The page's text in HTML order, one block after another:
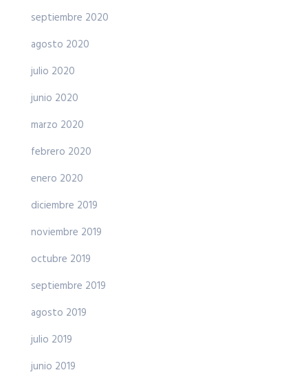
septiembre 2020
agosto 2020
julio 2020
junio 2020
marzo 2020
febrero 2020
enero 2020
diciembre 2019
noviembre 2019
octubre 2019
septiembre 2019
agosto 2019
julio 2019
junio 2019